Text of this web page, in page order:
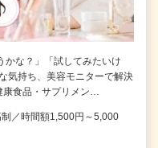
かな？」「試してみたいけ
気持ち、美容モニターで解決
食品・サプリメン…
／時間額1,500円～5,000